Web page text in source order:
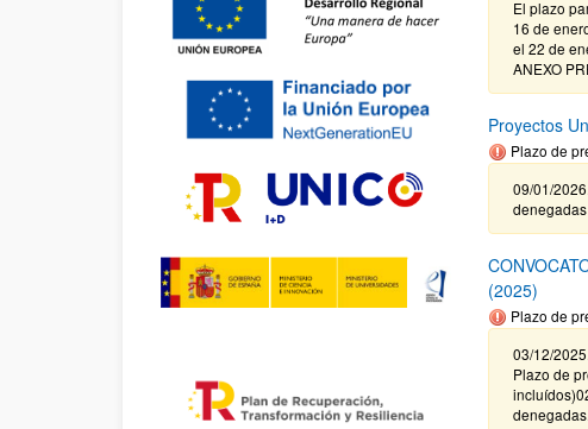
El plazo
16 de
el 22 de
ANEXO
Proyectos
Plazo de
09/01/
denegadas
(2025)
Plazo de
03/12/
Plazo de